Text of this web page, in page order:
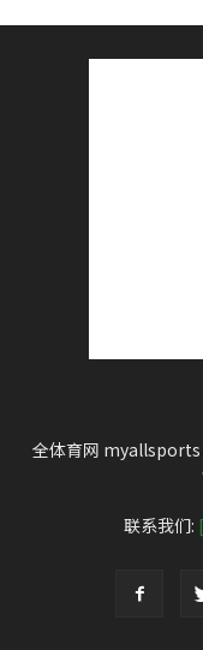
全体育网 myallsports
联系我们: